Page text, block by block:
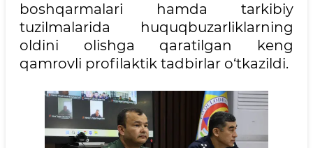
boshqarmalari hamda tarkibiy
tuzilmalarida huquqbuzarliklarning
oldini olishga qaratilgan keng
qamrovli profilaktik tadbirlar o‘tkazildi.